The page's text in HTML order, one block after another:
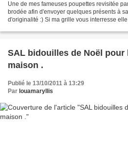
Une de mes fameuses poupettes revisitée
brodée afin d'envoyer quelques présents à
d'originalité :) Si ma grille vous interresse
SAL bidouilles de Noël pour
maison .
Publié le 13/10/2011 à 13:29
Par louamaryllis